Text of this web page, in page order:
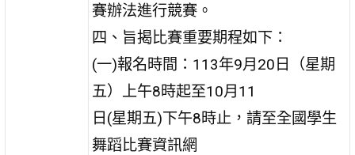
賽辦法進行競賽。
四、旨揭比賽重要期程如下：
(一)報名時間：113年9月20日（星期
五）上午8時起至10月11
日(星期五)下午8時止，請至全國學生
舞蹈比賽資訊網